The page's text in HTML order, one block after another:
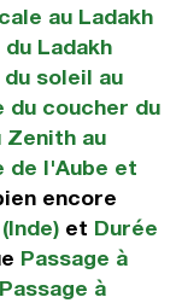
au Ladakh
Ladakh
soleil au
du coucher du
Zenith au
de l'Aube et
encore
et Durée
Passage à
Passage à